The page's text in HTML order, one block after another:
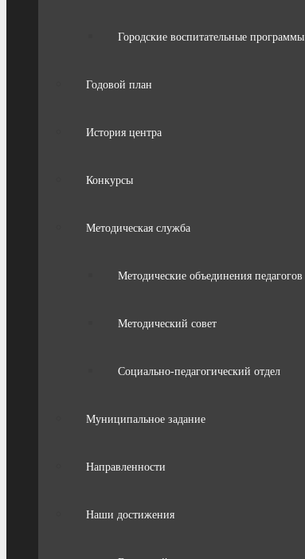
Городские воспитательные программы
Годовой план
История центра
Конкурсы
Методическая служба
Методические объединения педагогов
Методический совет
Социально-педагогический отдел
Муниципальное задание
Направленности
Наши достижения